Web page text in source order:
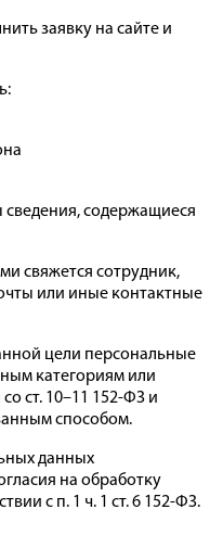
заявку на сайте и
сведения, содержащиеся
свяжется сотрудник,
или иные контактные
цели персональные
категориям или
ст. 10–11 152-ФЗ и
способом.
данных
на обработку
с п. 1 ч. 1 ст. 6 152-ФЗ.